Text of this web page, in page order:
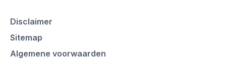
Disclaimer
Sitemap
Algemene voorwaarden